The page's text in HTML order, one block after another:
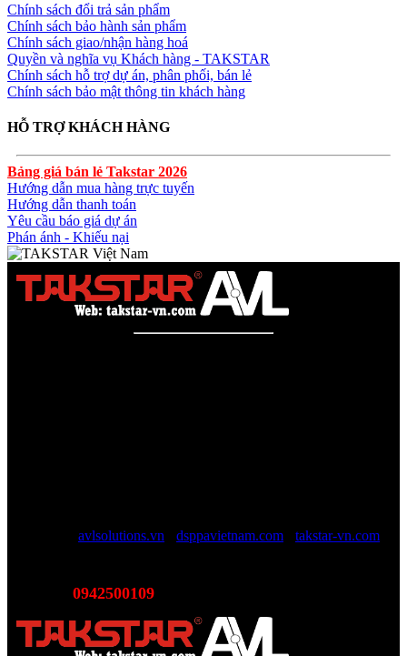
Chính sách đổi trả sản phẩm
Chính sách bảo hành sản phẩm
Chính sách giao/nhận hàng hoá
Quyền và nghĩa vụ Khách hàng - TAKSTAR
Chính sách hỗ trợ dự án, phân phối, bán lẻ
Chính sách bảo mật thông tin khách hàng
HỖ TRỢ KHÁCH HÀNG
Bảng giá bán lẻ Takstar 2026
Hướng dẫn mua hàng trực tuyến
Hướng dẫn thanh toán
Yêu cầu báo giá dự án
Phán ánh - Khiếu nại
avlsolutions.vn dsppavietnam.com takstar-vn.com
0942500109